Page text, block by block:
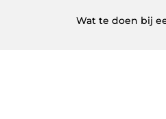
Wat te doen bij